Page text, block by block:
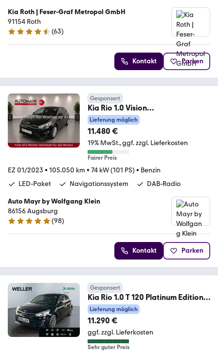
Kia Roth | Feser-Graf Metropol GmbH
91154 Roth
4.6 Sterne
(63)
Kontakt Parken
Gesponsert
Kia Rio 1.0 Vision
*Navi*DAB*LED*Lenkradheizung*
Lieferung möglich
11.480 €
19% MwSt. ggf. zzgl. Lieferkosten
Fairer Preis
EZ 01/2023 • 105.050 km • 74 kW (101 PS) • Benzin
LED-Paket
Navigationssystem DAB-Radio
Auto Mayr by Wolfgang Klein
86156 Augsburg
4.9 Sterne
(98)
Kontakt Parken
Gesponsert
Kia Rio 1.0 T 120 Platinum Edition
*Schiebed.*Leder*
Lieferung möglich
11.290 €
ggf. zzgl. Lieferkosten
Sehr guter Preis